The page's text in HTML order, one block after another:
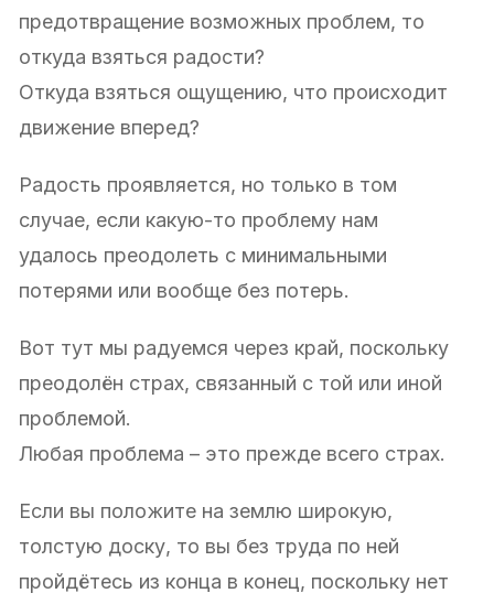
предотвращение возможных проблем, то
откуда взяться радости?
Откуда взяться ощущению, что происходит
движение вперед?
Радость проявляется, но только в том
случае, если какую-то проблему нам
удалось преодолеть с минимальными
потерями или вообще без потерь.
Вот тут мы радуемся через край, поскольку
преодолён страх, связанный с той или иной
проблемой.
Любая проблема – это прежде всего страх.
Если вы положите на землю широкую,
толстую доску, то вы без труда по ней
пройдётесь из конца в конец, поскольку нет